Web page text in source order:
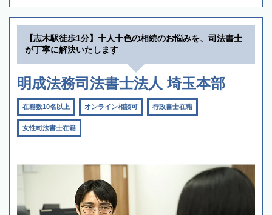
【志木駅徒歩1分】十人十色の相続のお悩みを、司法書士
が丁寧に解決いたします
明成法務司法書士法人 埼玉本部
在籍数10名以上 オンライン相談可 行政書士在籍
女性司法書士在籍